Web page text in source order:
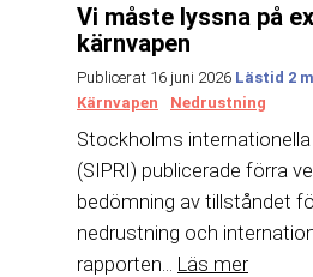
Vi måste lyssna på
kärnvapen
Publicerat 16 juni 2026
Kärnvapen
Nedrustning
Stockholms
(SIPRI) publicerade förra
bedömning av tillståndet
nedrustning och
rapporten... Läs mer